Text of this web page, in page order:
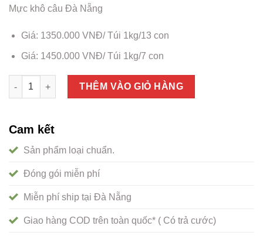
Mực khô câu Đà Nẵng
Giá: 1350.000 VNĐ/ Túi 1kg/13 con
Giá: 1450.000 VNĐ/ Túi 1kg/7 con
Mực khô câu Đà Nẵng loại 1 chất lượng, giá tốt nhất số lượng
THÊM VÀO GIỎ HÀNG
Cam kết
Sản phẩm loại chuẩn.
Đóng gói miễn phí
Miễn phí ship tại Đà Nẵng
Giao hàng COD trên toàn quốc* ( Có trả cước)